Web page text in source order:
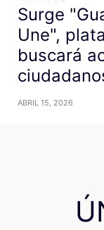
Surge
Une",
buscará
ABRIL 15, 2026